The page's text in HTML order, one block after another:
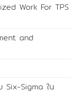
Work For TPS
and
Six-Sigma ใน